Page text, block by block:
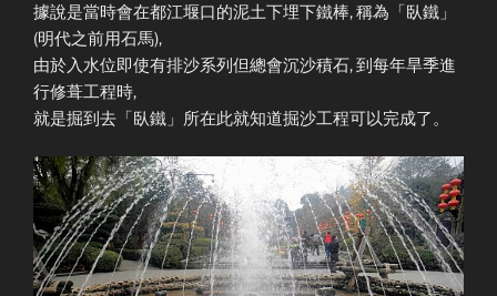
據說是當時會在都江堰口的泥土下埋下鐵棒, 稱為「臥鐵」
(明代之前用石馬),
由於入水位即使有排沙系列但總會沉沙積石, 到每年旱季進
行修葺工程時,
就是掘到去「臥鐵」所在此就知道掘沙工程可以完成了。